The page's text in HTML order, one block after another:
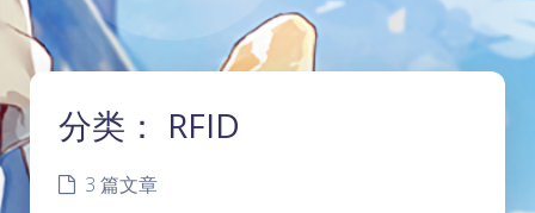
分类： RFID
3 篇文章